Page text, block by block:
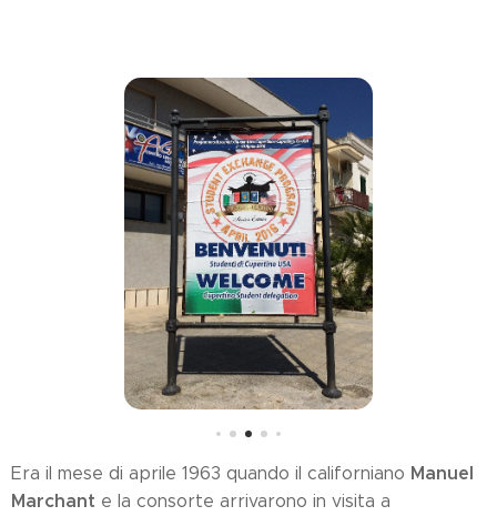
Era il mese di aprile 1963 quando il californiano Manuel
Marchant e la consorte arrivarono in visita a